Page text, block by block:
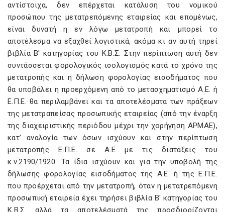
αντίστοιχα, δεν επέρχεται κατάλυση του νομικού
προσώπου της μετατρεπόμενης εταιρείας και επομένως,
είναι δυνατή η εν λόγω μετατροπή και μπορεί το
αποτέλεσμα να εξαχθεί λογιστικά, ακόμα κι αν αυτή τηρεί
βιβλία Β' κατηγορίας του Κ.Β.Σ. Στην περίπτωση αυτή δεν
συντάσσεται φορολογικός ισολογισμός κατά το χρόνο της
μετατροπής και η δήλωση φορολογίας εισοδήματος που
θα υποβάλει η προερχόμενη από το μετασχηματισμό Α.Ε. ή
Ε.Π.Ε. θα περιλαμβάνει και τα αποτελέσματα των πράξεων
της μετατραπείσας προσωπικής εταιρείας (από την έναρξη
της διαχειριστικής περιόδου μέχρι την χορήγηση ΑΡΜΑΕ),
κατ' αναλογία των όσων ισχύουν και στην περίπτωση
μετατροπής Ε.Π.Ε. σε Α.Ε με τις διατάξεις του
κ.ν.2190/1920. Τα ίδια ισχύουν και για την υποβολή της
δήλωσης φορολογίας εισοδήματος της Α.Ε. ή της Ε.Π.Ε.
που προέρχεται από την μετατροπή, όταν η μετατρεπόμενη
προσωπική εταιρεία έχει τηρήσει βιβλία Β' κατηγορίας του
Κ.Β.Σ. αλλά τα αποτελέσματά της προσδιορίζονται